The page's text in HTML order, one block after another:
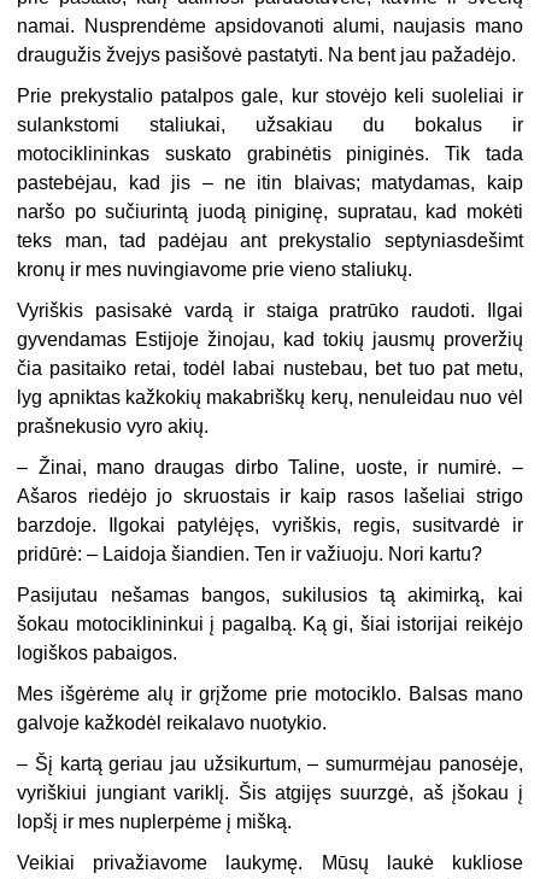
namai. Nusprendėme apsidovanoti alumi, naujasis mano
draugužis žvejys pasišovė pastatyti. Na bent jau pažadėjo.
Prie prekystalio patalpos gale, kur stovėjo keli suoleliai ir
sulankstomi staliukai, užsakiau du bokalus ir
motociklininkas suskato grabinėtis piniginės. Tik tada
pastebėjau, kad jis – ne itin blaivas; matydamas, kaip
naršo po sučiurintą juodą piniginę, supratau, kad mokėti
teks man, tad padėjau ant prekystalio septyniasdešimt
kronų ir mes nuvingiavome prie vieno staliukų.
Vyriškis pasisakė vardą ir staiga pratrūko raudoti. Ilgai
gyvendamas Estijoje žinojau, kad tokių jausmų proveržių
čia pasitaiko retai, todėl labai nustebau, bet tuo pat metu,
lyg apniktas kažkokių makabriškų kerų, nenuleidau nuo vėl
prašnekusio vyro akių.
– Žinai, mano draugas dirbo Taline, uoste, ir numirė. –
Ašaros riedėjo jo skruostais ir kaip rasos lašeliai strigo
barzdoje. Ilgokai patylėjęs, vyriškis, regis, susitvardė ir
pridūrė: – Laidoja šiandien. Ten ir važiuoju. Nori kartu?
Pasijutau nešamas bangos, sukilusios tą akimirką, kai
šokau motociklininkui į pagalbą. Ką gi, šiai istorijai reikėjo
logiškos pabaigos.
Mes išgėrėme alų ir grįžome prie motociklo. Balsas mano
galvoje kažkodėl reikalavo nuotykio.
– Šį kartą geriau jau užsikurtum, – sumurmėjau panosėje,
vyriškiui jungiant variklį. Šis atgijęs suurzgė, aš įšokau į
lopšį ir mes nuplerpėme į mišką.
Veikiai privažiavome laukymę. Mūsų laukė kukliose